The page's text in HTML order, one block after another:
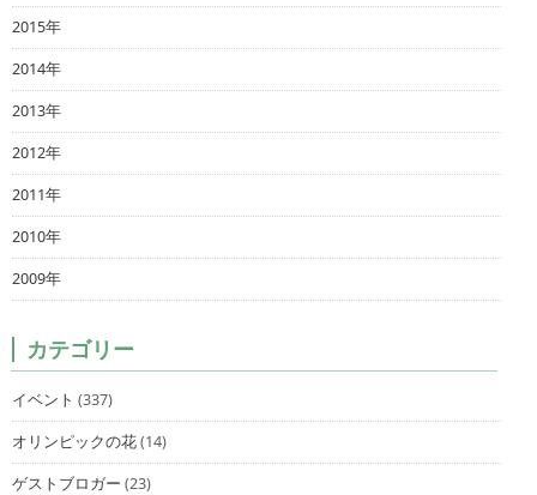
2015年
2014年
2013年
2012年
2011年
2010年
2009年
カテゴリー
イベント (337)
オリンピックの花(14)
ゲストブロガー (23)